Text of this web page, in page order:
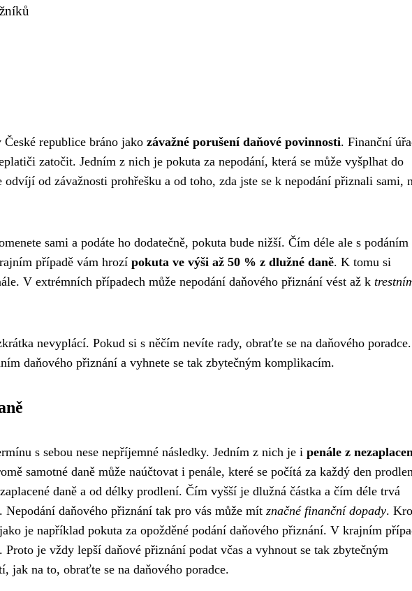
republice bráno jako závažné porušení daňové povinnosti. Finanční
zatočit. Jedním z nich je pokuta za nepodání, která se může vyšplhat do
od závažnosti prohřešku a od toho, zda jste se k nepodání přiznali sami,
sami a podáte ho dodatečně, pokuta bude nižší. Čím déle ale s podáním
případě vám hrozí pokuta ve výši až 50 % z dlužné daně. K tomu si
V extrémních případech může nepodání daňového přiznání vést až k
nevyplácí. Pokud si s něčím nevíte rady, obraťte se na daňového
daňového přiznání a vyhnete se tak zbytečným komplikacím.
s sebou nese nepříjemné následky. Jedním z nich je i penále z
samotné daně může naúčtovat i penále, které se počítá za každý den
daně a od délky prodlení. Čím vyšší je dlužná částka a čím déle trvá
daňového přiznání tak pro vás může mít značné finanční dopady.
je například pokuta za opožděné podání daňového přiznání. V krajním
. Proto je vždy lepší daňové přiznání podat včas a vyhnout se tak zbytečným
jak na to, obraťte se na daňového poradce.